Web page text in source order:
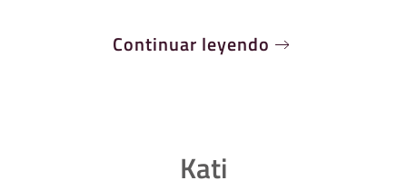
Continuar leyendo
Kati